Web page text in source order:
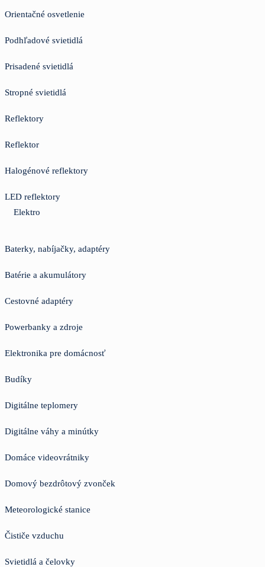
Orientačné osvetlenie
Podhľadové svietidlá
Prisadené svietidlá
Stropné svietidlá
Reflektory
Reflektor
Halogénové reflektory
LED reflektory
Elektro
Baterky, nabíjačky, adaptéry
Batérie a akumulátory
Cestovné adaptéry
Powerbanky a zdroje
Elektronika pre domácnosť
Budíky
Digitálne teplomery
Digitálne váhy a minútky
Domáce videovrátniky
Domový bezdrôtový zvonček
Meteorologické stanice
Čističe vzduchu
Svietidlá a čelovky